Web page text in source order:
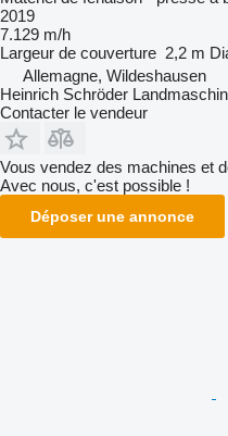
2019
7.129 m/h
Largeur de couverture 2,2 m
Allemagne, Wildeshausen
Heinrich Schröder
Contacter le vendeur
Vous vendez des machines et
Avec nous, c'est possible !
Déposer une annonce